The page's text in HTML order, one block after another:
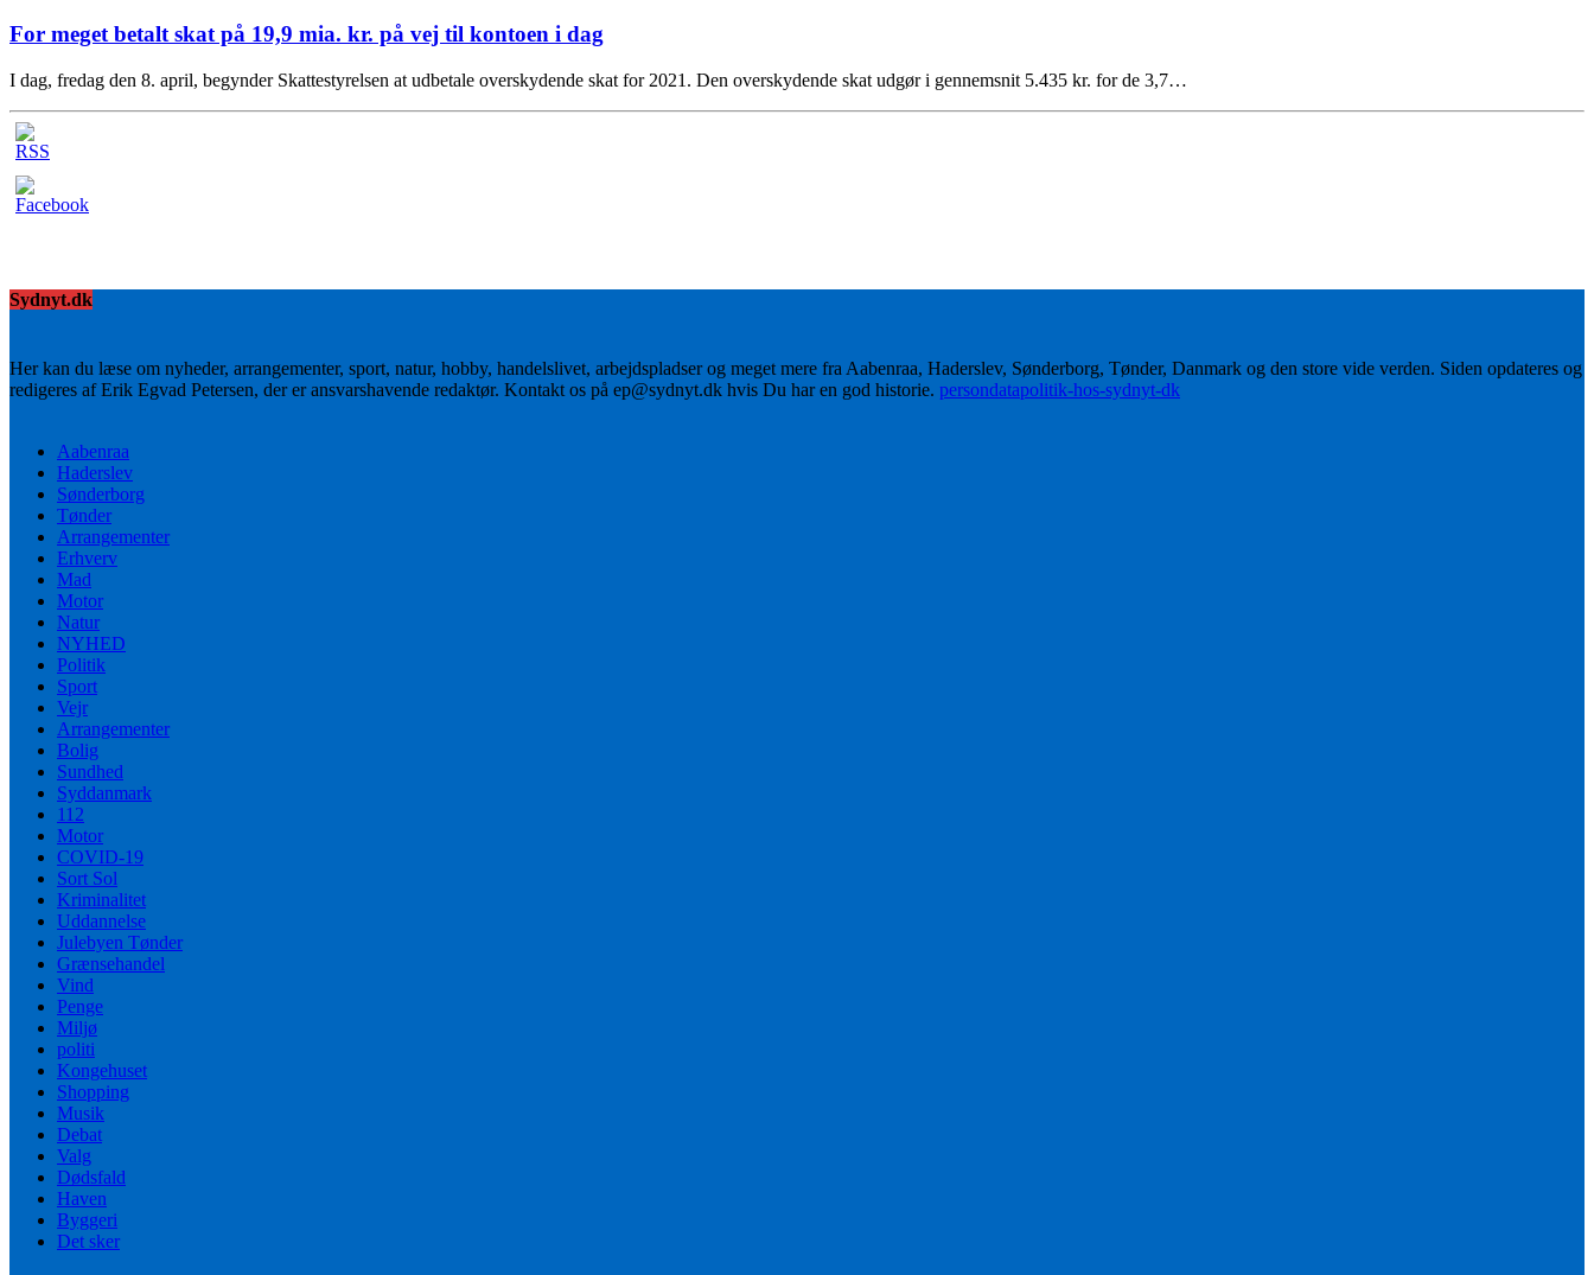
For meget betalt skat på 19,9 mia. kr. på vej til kontoen i dag
I dag, fredag den 8. april, begynder Skattestyrelsen at udbetale overskydende skat for 2021. Den overskydende skat udgør i gennemsnit 5.435 kr. for de 3,7…
Sydnyt.dk
Her kan du læse om nyheder, arrangementer, sport, natur, hobby, handelslivet, arbejdspladser og meget mere fra Aabenraa, Haderslev, Sønderborg, Tønder, Danmark og den store vide verden. Siden opdateres og
redigeres af Erik Egvad Petersen, der er ansvarshavende redaktør. Kontakt os på ep@sydnyt.dk hvis Du har en god historie. persondatapolitik-hos-sydnyt-dk
Aabenraa
Haderslev
Sønderborg
Tønder
Arrangementer
Erhverv
Mad
Motor
Natur
NYHED
Politik
Sport
Vejr
Arrangementer
Bolig
Sundhed
Syddanmark
112
Motor
COVID-19
Sort Sol
Kriminalitet
Uddannelse
Julebyen Tønder
Grænsehandel
Vind
Penge
Miljø
politi
Kongehuset
Shopping
Musik
Debat
Valg
Dødsfald
Haven
Byggeri
Det sker